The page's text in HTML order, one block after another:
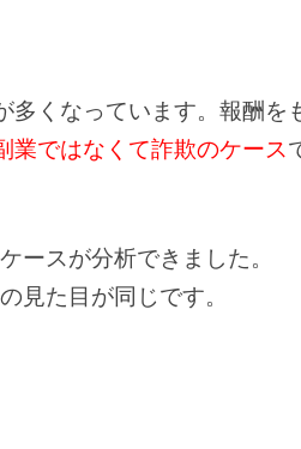
多くなっています。報酬を
業ではなくて詐欺のケース
ースが分析できました。
見た目が同じです。